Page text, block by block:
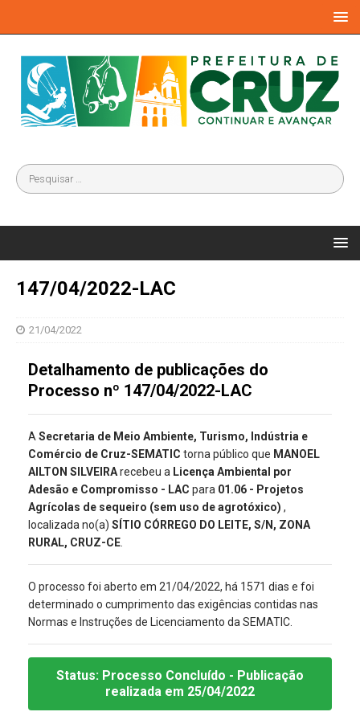
147/04/2022-LAC
21/04/2022
Detalhamento de publicações do
Processo nº 147/04/2022-LAC
A Secretaria de Meio Ambiente, Turismo, Indústria e
Comércio de Cruz-SEMATIC torna público que MANOEL
AILTON SILVEIRArecebeu a Licença Ambiental por
Adesão e Compromisso - LAC para 01.06 - Projetos
Agrícolas de sequeiro (sem uso de agrotóxico) ,
localizada no(a) SÍTIO CÓRREGO DO LEITE, S/N, ZONA
RURAL, CRUZ-CE
O processo foi aberto em 21/04/2022, há 1571 dias e foi
determinado o cumprimento das exigências contidas nas
Normas e Instruções de Licenciamento da SEMATIC.
Status: Processo Concluído - Publicação
realizada em 25/04/2022